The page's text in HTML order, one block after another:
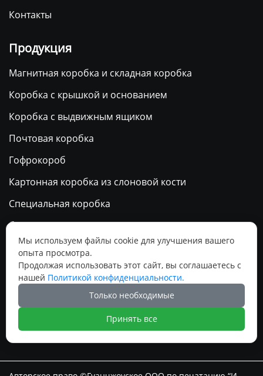
Контакты
Продукция
Магнитная коробка и складная коробка
Коробка с крышкой и основанием
Коробка с выдвижным ящиком
Почтовая коробка
Гофрокороб
Картонная коробка из слоновой кости
Специальная коробка
бумажный пакет
Календарь
Социальные медиа
   
Мы используем файлы cookie для улучшения вашего
опыта просмотра.
Продолжая использовать этот сайт, вы соглашаетесь с
нашей Политикой конфиденциальности.
Только необходимые
Принять все